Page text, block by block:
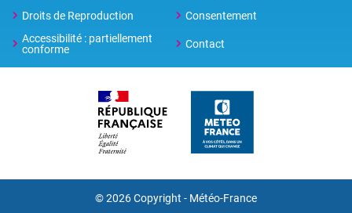
Droits de Reproduction
Consentement
Accessibilité : partiellement
conforme
Contact
© 2026 Copyright - Météo-France